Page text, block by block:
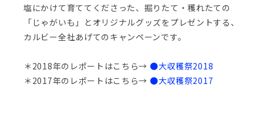
塩にかけて育ててくださった、掘りたて・穫れたての
「じゃがいも」とオリジナルグッズをプレゼントする、
カルビー全社あげてのキャンペーンです。
＊2018年のレポートはこちら→ ●大収穫祭2018
＊2017年のレポートはこちら→ ●大収穫祭2017